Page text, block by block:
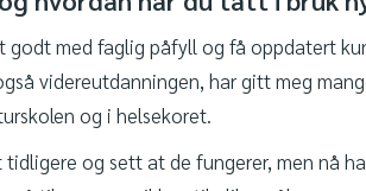
med faglig påfyll og få oppdatert
videreutdanningen, har gitt meg
og i helsekoret.
og sett at de fungerer, men nå